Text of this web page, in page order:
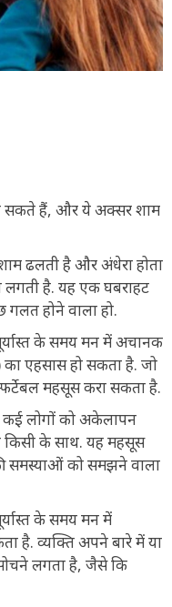
सकते हैं, और ये अक्सर शाम
ढलती है और अंधेरा होता
है. यह एक घबराहट
गलत होने वाला हो.
के समय मन में अचानक
एहसास हो सकता है. जो
महसूस करा सकता है.
लोगों को अकेलापन
किसी के साथ. यह महसूस
समस्याओं को समझने वाला
के समय मन में
है. व्यक्ति अपने बारे में या
लगता है, जैसे कि